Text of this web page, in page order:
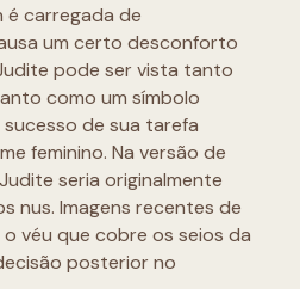
é carregada de
um certo desconforto
pode ser vista tanto
como um símbolo
sucesso de sua tarefa
feminino. Na versão de
seria originalmente
nus. Imagens recentes de
véu que cobre os seios da
posterior no